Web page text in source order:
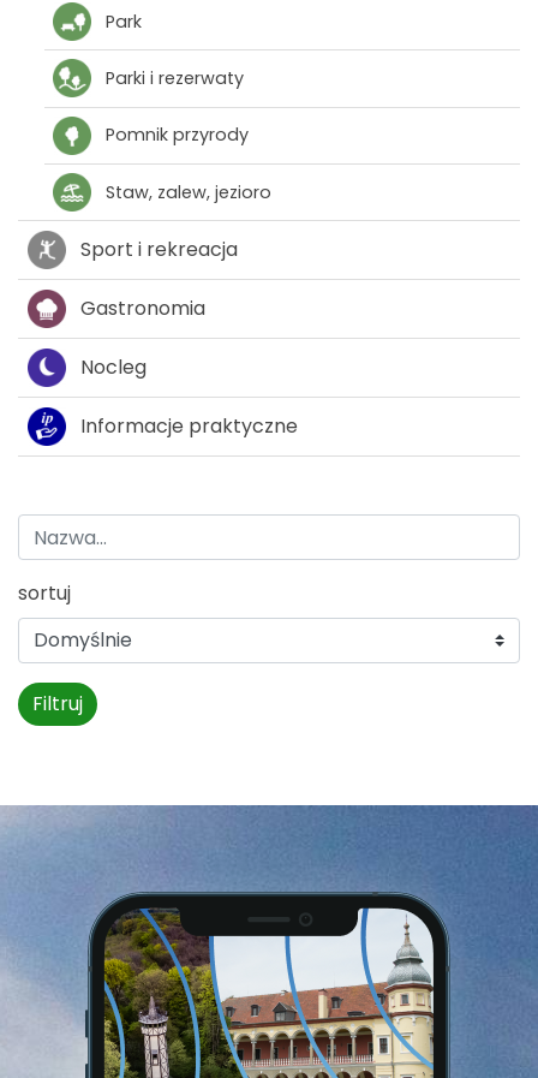
Park
Parki i rezerwaty
Pomnik przyrody
Staw, zalew, jezioro
Sport i rekreacja
Gastronomia
Nocleg
Informacje praktyczne
sortuj
Filtruj